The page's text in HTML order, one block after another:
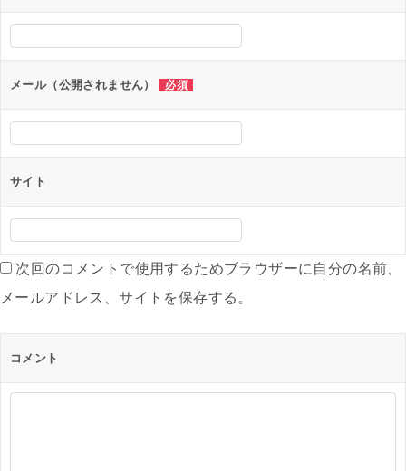
シ
ンメール（公開されません） 必須
サイト
次回のコメントで使用するためブラウザーに自分の名前、
メールアドレス、サイトを保存する。
コメント